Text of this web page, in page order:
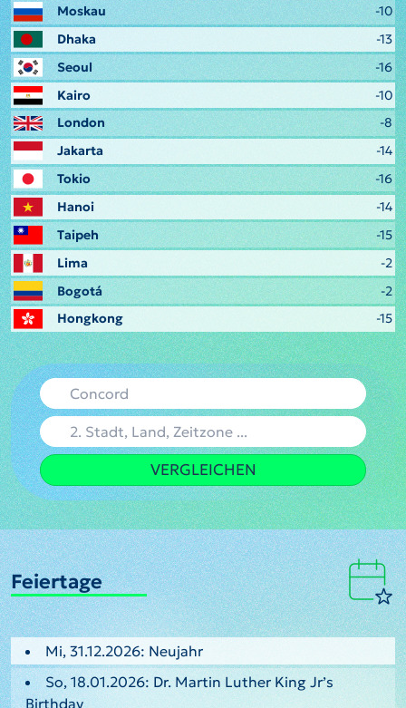
Moskau
-10
Dhaka
-13
Seoul
-16
Kairo
-10
London
-8
Jakarta
-14
Tokio
-16
Hanoi
-14
Taipeh
-15
Lima
-2
Bogotá
-2
Hongkong
-15
VERGLEICHEN
Feiertage
Mi, 31.12.2026: Neujahr
So, 18.01.2026: Dr. Martin Luther King Jr’s
Birthday